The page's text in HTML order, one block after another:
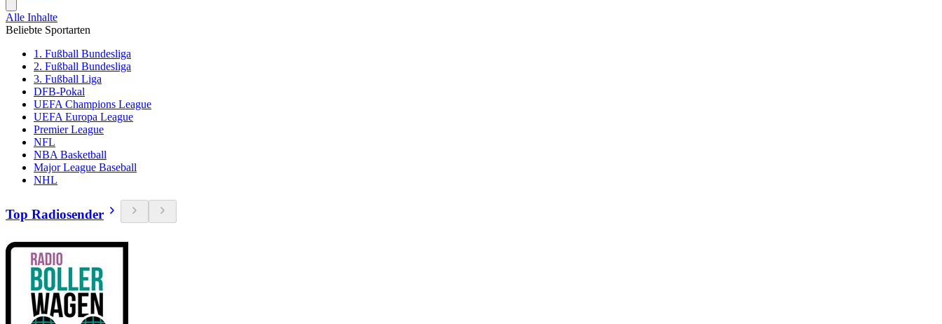
Alle Inhalte
Beliebte Sportarten
1. Fußball Bundesliga
2. Fußball Bundesliga
3. Fußball Liga
DFB-Pokal
UEFA Champions League
UEFA Europa League
Premier League
NFL
NBA Basketball
Major League Baseball
NHL
Top Radiosender